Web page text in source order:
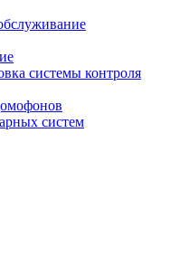
системы контроля
систем